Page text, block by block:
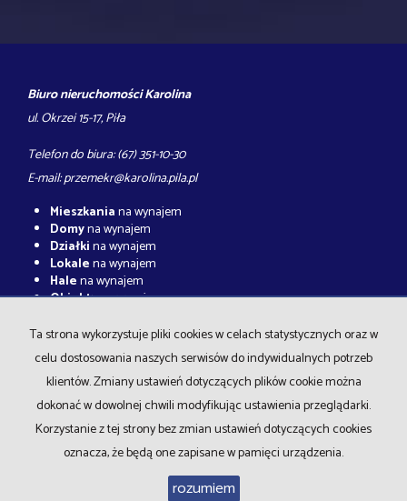
Biuro nieruchomości Karolina
ul. Okrzei 15-17, Piła
Telefon do biura: (67) 351-10-30
E-mail:przemekr@karolina.pila.pl
Mieszkaniana wynajem
Domyna wynajem
Działkina wynajem
Lokalena wynajem
Halena wynajem
Obiektyna wynajem
Mieszkaniana sprzedaż
na sprzedaż
Działkina sprzedaż
Lokalena sprzedaż
Halena sprzedaż
Obiektyna sprzedaż
Program dla biur nieruchomości
Ta strona wykorzystuje pliki cookies w celach statystycznych oraz w
celu dostosowania naszych serwisów do indywidualnych potrzeb
klientów. Zmiany ustawień dotyczących plików cookie można
dokonać w dowolnej chwili modyfikując ustawienia przeglądarki.
Korzystanie z tej strony bez zmian ustawień dotyczących cookies
oznacza, że będą one zapisane w pamięci urządzenia.
rozumiem